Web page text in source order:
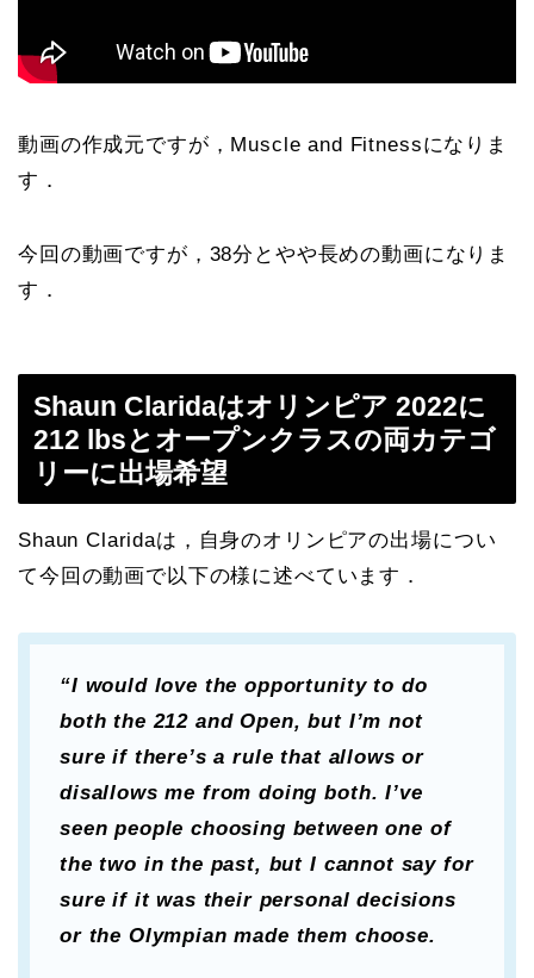
動画の作成元ですが，Muscle and Fitnessになりま
す．
今回の動画ですが，38分とやや長めの動画になりま
す．
Shaun Claridaはオリンピア 2022に
212 lbsとオープンクラスの両カテゴ
リーに出場希望
Shaun Claridaは，自身のオリンピアの出場につい
て今回の動画で以下の様に述べています．
“I would love the opportunity to do
both the 212 and Open, but I’m not
sure if there’s a rule that allows or
disallows me from doing both. I’ve
seen people choosing between one of
the two in the past, but I cannot say for
sure if it was their personal decisions
or the Olympian made them choose.